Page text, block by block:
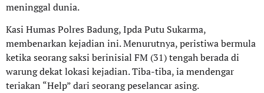
meninggal dunia.
Kasi Humas Polres Badung, Ipda Putu Sukarma,
membenarkan kejadian ini. Menurutnya, peristiwa bermula
ketika seorang saksi berinisial FM (31) tengah berada di
warung dekat lokasi kejadian. Tiba-tiba, ia mendengar
teriakan “Help” dari seorang peselancar asing.